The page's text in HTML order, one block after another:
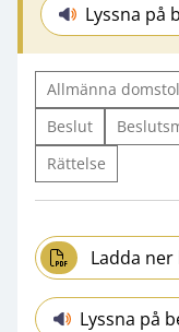
Lyssna på
Allmänna
Beslut
Rättelse
Ladda
Lyssna på